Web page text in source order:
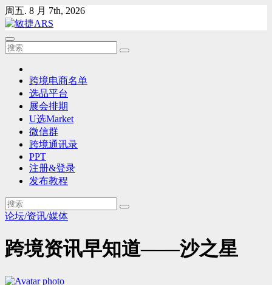
Skip
to
content
周五. 8 月 7th, 2026
跨境电商名单
选品平台
展会排期
U选Market
微信群
跨境通讯录
PPT
注册&登录
发布教程
论坛/资讯/媒体
跨境资讯早知道——沙之星